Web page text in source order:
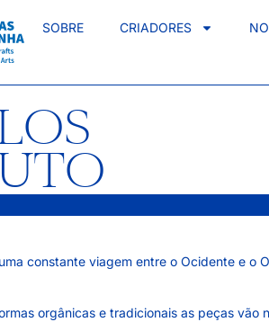
SOBRE CRIADORES
constante viagem entre o Ocidente e o
orgânicas e tradicionais as peças vão